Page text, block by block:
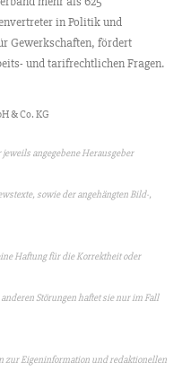
in Politik und
Gewerkschaften, fördert
und tarifrechtlichen Fragen.
& Co. KG
angegebene Herausgeber
sowie der angehängten Bild-,
Haftung für die Korrektheit oder
Störungen haftet sie nur im Fall
zur Eigeninformation und redaktionellen